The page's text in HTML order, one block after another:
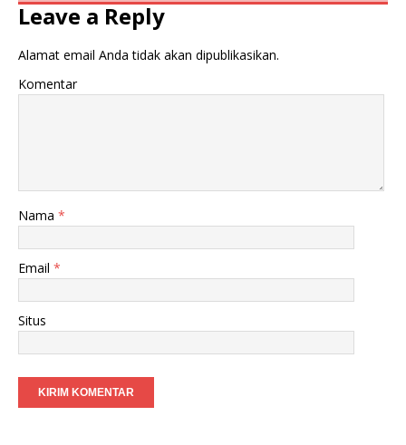
Leave a Reply
Alamat email Anda tidak akan dipublikasikan.
Komentar
Nama *
Email *
Situs